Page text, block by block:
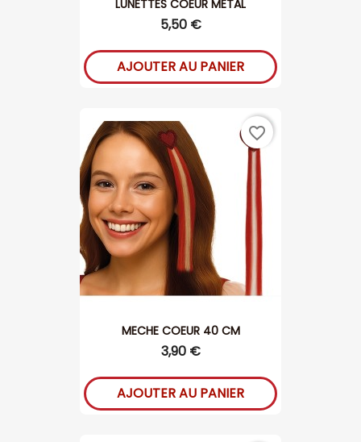
LUNETTES COEUR METAL
5,50 €
AJOUTER AU PANIER
MECHE COEUR 40 CM
3,90 €
AJOUTER AU PANIER
favorite_border